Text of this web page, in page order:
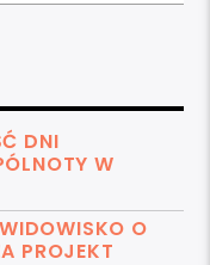
DNI
W
O
PROJEKT